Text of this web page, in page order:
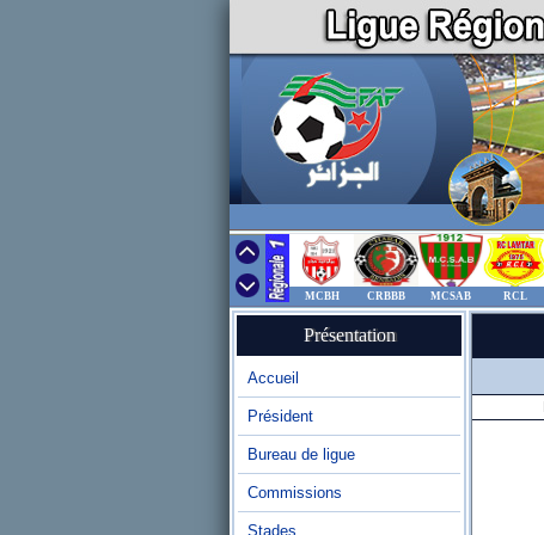
MCBH CRBBB MCSAB RCL
Présentation
Accueil
Président
Bureau de ligue
Commissions
Stades